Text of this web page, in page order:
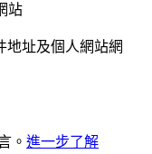
站
地址及個人網站網
。 進一步了解